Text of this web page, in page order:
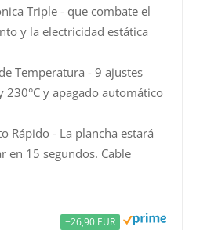
Triple - que combate el
y la electricidad estática
Temperatura - 9 ajustes
230°C y apagado automático
Rápido - La plancha estará
en 15 segundos. Cable
−26,90 EUR